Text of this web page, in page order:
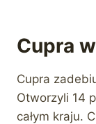
Cupra
Cupra
Otworzyli 14
całym kraju.